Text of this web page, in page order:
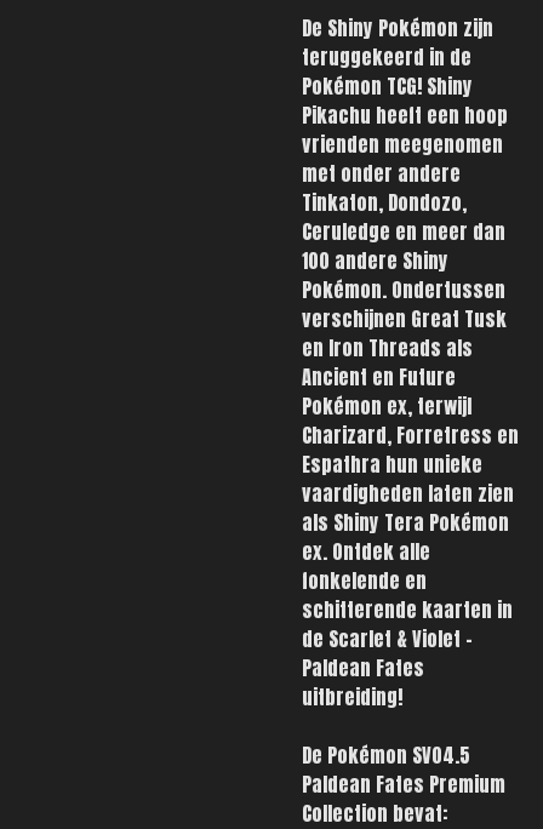
De Shiny Pokémon zijn
teruggekeerd in de
Pokémon TCG! Shiny
Pikachu heeft een hoop
vrienden meegenomen
met onder andere
Tinkaton, Dondozo,
Ceruledge en meer dan
100 andere Shiny
Pokémon. Ondertussen
verschijnen Great Tusk
en Iron Threads als
Ancient en Future
Pokémon ex, terwijl
Charizard, Forretress en
Espathra hun unieke
vaardigheden laten zien
als Shiny Tera Pokémon
ex. Ontdek alle
fonkelende en
schitterende kaarten in
de Scarlet & Violet –
Paldean Fates
uitbreiding!
De Pokémon SV04.5
Paldean Fates Premium
Collection bevat: